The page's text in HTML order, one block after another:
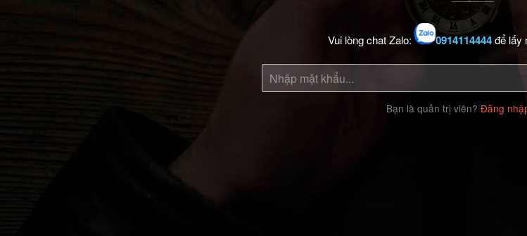
Vui lòng chat Zalo: 0914114444để lấy
Bạn là quản trị viên? Đăng